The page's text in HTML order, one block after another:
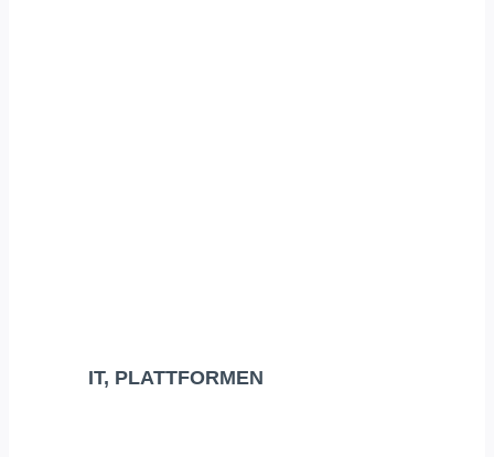
IT, PLATTFORMEN